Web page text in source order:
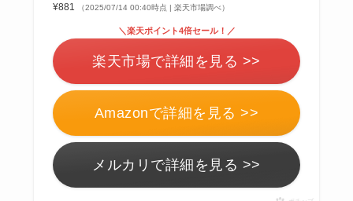
¥881
（2025/07/14 00:40時点 | 楽天市場調べ）
Amazonで詳細を見る >>
＼楽天ポイント4倍セール！／
楽天市場で詳細を見る >>
メルカリで詳細を見る >>